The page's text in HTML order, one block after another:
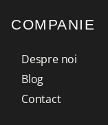
COMPANIE
Despre noi
Blog
Contact